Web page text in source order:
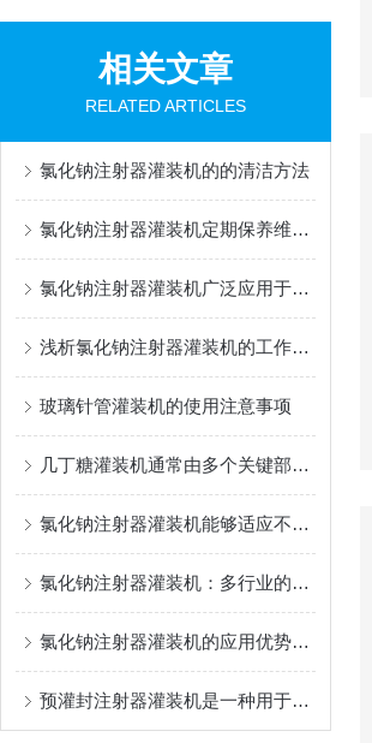
相关文章
RELATED ARTICLES
氯化钠注射器灌装机的的清洁方法
氯化钠注射器灌装机定期保养维护很有必要
氯化钠注射器灌装机广泛应用于医药行业中
浅析氯化钠注射器灌装机的工作流程
玻璃针管灌装机的使用注意事项
几丁糖灌装机通常由多个关键部件组成
氯化钠注射器灌装机能够适应不同规格注射器的生产需求
氯化钠注射器灌装机：多行业的灌装利器
氯化钠注射器灌装机的应用优势有哪些？
预灌封注射器灌装机是一种用于制造医疗设备的器械